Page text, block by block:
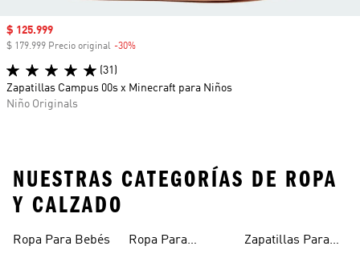
Precio de venta
$ 125.999
$ 179.999 Precio original -30%
(31)
Zapatillas Campus 00s x Minecraft para Niños
Niño Originals
NUESTRAS CATEGORÍAS DE ROPA
Y CALZADO
Ropa Para Bebés
Ropa Para
Zapatillas Para